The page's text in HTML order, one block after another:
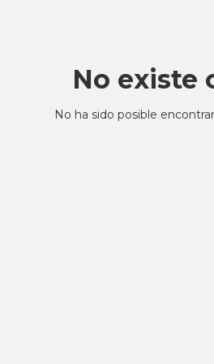
No existe
No ha sido posible